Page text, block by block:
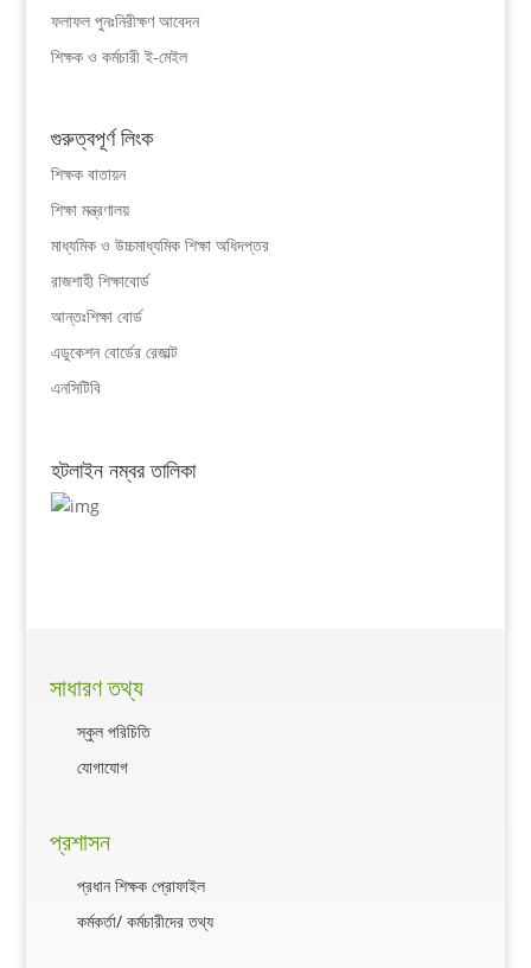
ফলাফল পুনঃনিরীক্ষণ আবেদন
শিক্ষক ও কর্মচারী ই-মেইল
গুরুত্বপূর্ণ লিংক
শিক্ষক বাতায়ন
শিক্ষা মন্ত্রণালয়
মাধ্যমিক ও উচ্চমাধ্যমিক শিক্ষা অধিদপ্তর
রাজশাহী শিক্ষাবোর্ড
আন্তঃশিক্ষা বোর্ড
এডুকেশন বোর্ডের রেজাল্ট
এনসিটিবি
হটলাইন নম্বর তালিকা
সাধারণ তথ্য
স্কুল পরিচিতি
যোগাযোগ
প্রশাসন
প্রধান শিক্ষক প্রোফাইল
কর্মকর্তা/ কর্মচারীদের তথ্য